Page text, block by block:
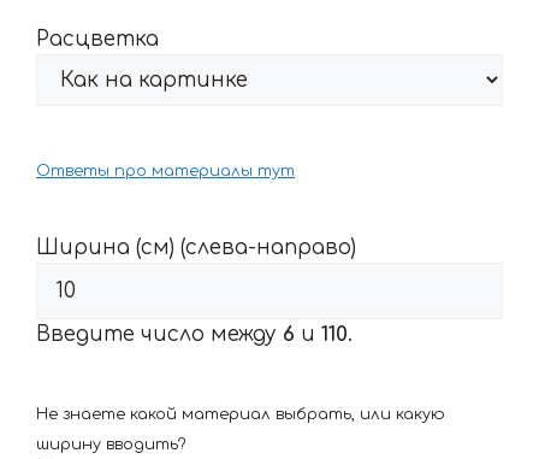
Расцветка
Ответы про материалы тут
Ширина (см) (слева-направо)
Введите число между 6 и 110.
Не знаете какой материал выбрать, или какую
ширину вводить?